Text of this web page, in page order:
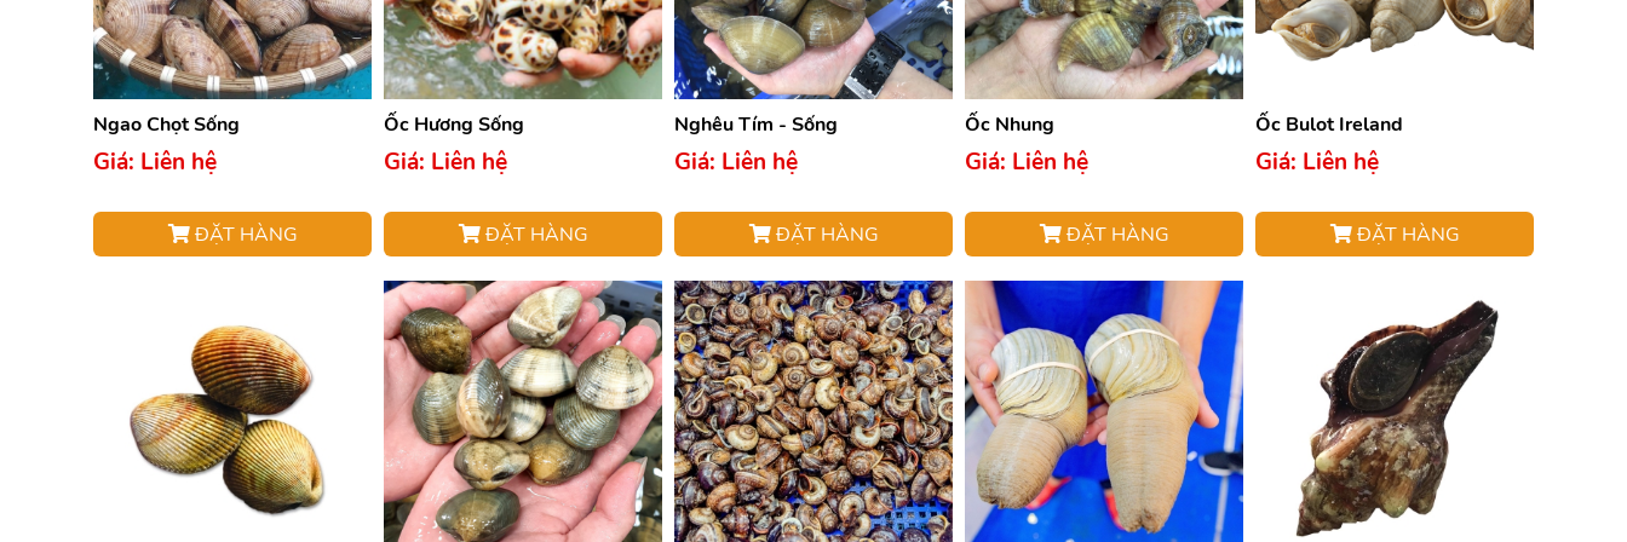
Ngao Chọt Sống
Giá: Liên hệ
ĐẶT HÀNG
Ốc Hương Sống
Giá: Liên hệ
ĐẶT HÀNG
Nghêu Tím - Sống
Giá: Liên hệ
ĐẶT HÀNG
Ốc Nhung
Giá: Liên hệ
ĐẶT HÀNG
Ốc Bulot Ireland
Giá: Liên hệ
ĐẶT HÀNG